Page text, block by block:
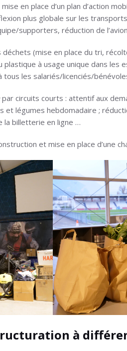
en place d’un plan d’action
plus globale sur les
supporters, réduction de
(mise en place du tri,
plastique à usage unique dans les
les salariés/licenciés/
par circuits courts : attentif aux
et légumes hebdomadaire ;
la billetterie en ligne …
et mise en place d’une
à